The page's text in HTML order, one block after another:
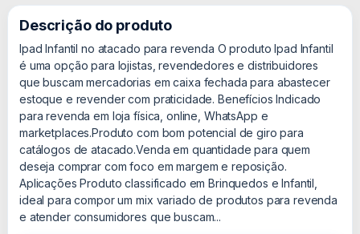
Descrição do produto
Ipad Infantil no atacado para revenda O produto Ipad Infantil
é uma opção para lojistas, revendedores e distribuidores
que buscam mercadorias em caixa fechada para abastecer
estoque e revender com praticidade. Benefícios Indicado
para revenda em loja física, online, WhatsApp e
marketplaces.Produto com bom potencial de giro para
catálogos de atacado.Venda em quantidade para quem
deseja comprar com foco em margem e reposição.
Aplicações Produto classificado em Brinquedos e Infantil,
ideal para compor um mix variado de produtos para revenda
e atender consumidores que buscam...